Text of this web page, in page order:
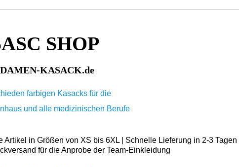
SHOP
KASACK.de
farbigen Kasacks für die
und alle medizinischen Berufe
in Größen von XS bis 6XL | Schnelle Lieferung in 2-3 Tagen |
für die Anprobe der Team-Einkleidung